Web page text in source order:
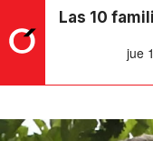
Las 10
jue